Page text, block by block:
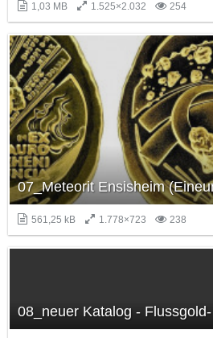
1,03 MB 1.525×2.032 254
561,25 kB 1.778×723 238